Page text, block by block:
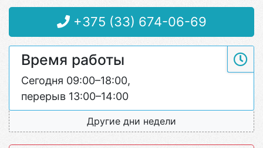
+375 (33) 674-06-69
Время работы
Сегодня 09:00–18:00,
перерыв 13:00–14:00
Другие дни недели